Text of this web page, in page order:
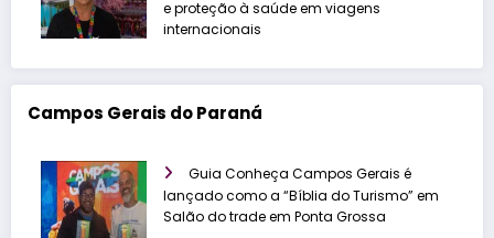
e proteção à saúde em viagens
internacionais
Campos Gerais do Paraná
Guia Conheça Campos Gerais é
lançado como a “Bíblia do Turismo” em
Salão do trade em Ponta Grossa